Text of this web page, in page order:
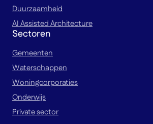
Duurzaamheid
AI Assisted Architecture
Sectoren
Gemeenten
Waterschappen
Woningcorporaties
Onderwijs
Private sector